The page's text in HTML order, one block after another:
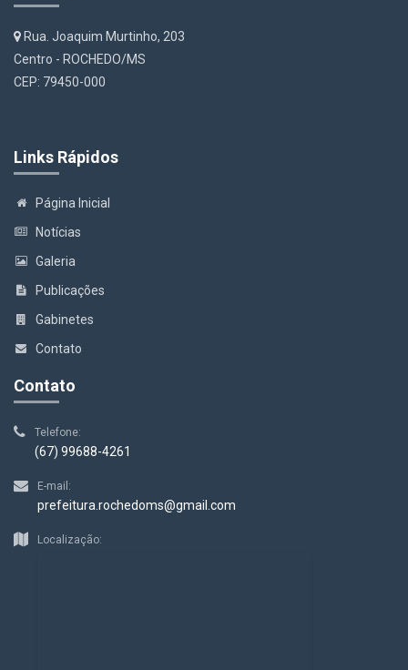
Rua. Joaquim Murtinho, 203
Centro - ROCHEDO/MS
CEP: 79450-000
Links Rápidos
Página Inicial
Notícias
Galeria
Publicações
Gabinetes
Contato
Contato
Telefone:
(67) 99688-4261
E-mail:
prefeitura.rochedoms@gmail.com
Localização: